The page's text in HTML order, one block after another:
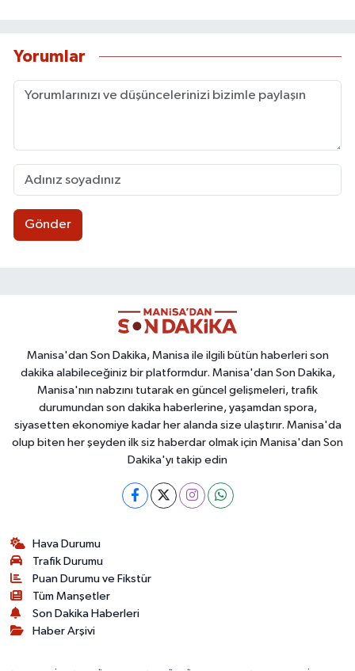
Yorumlar
Gönder
Manisa'dan Son Dakika, Manisa ile ilgili bütün haberleri son
dakika alabileceğiniz bir platformdur. Manisa'dan Son Dakika,
Manisa'nın nabzını tutarak en güncel gelişmeleri, trafik
durumundan son dakika haberlerine, yaşamdan spora,
siyasetten ekonomiye kadar her alanda size ulaştırır. Manisa'da
olup biten her şeyden ilk siz haberdar olmak için Manisa'dan Son
Dakika'yı takip edin
Hava Durumu
Trafik Durumu
Puan Durumu ve Fikstür
Tüm Manşetler
Son Dakika Haberleri
Haber Arşivi